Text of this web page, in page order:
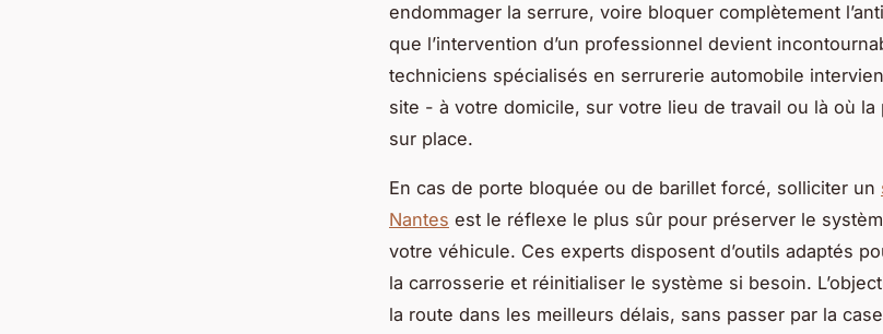
endommager la serrure, voire bloquer complètement
que l’intervention d’un professionnel devient
techniciens spécialisés en serrurerie automobile
site - à votre domicile, sur votre lieu de travail ou là où la
sur place.
En cas de porte bloquée ou de barillet forcé, solliciter un
Nantes est le réflexe le plus sûr pour préserver le
votre véhicule. Ces experts disposent d’outils adaptés
la carrosserie et réinitialiser le système si besoin.
la route dans les meilleurs délais, sans passer par la